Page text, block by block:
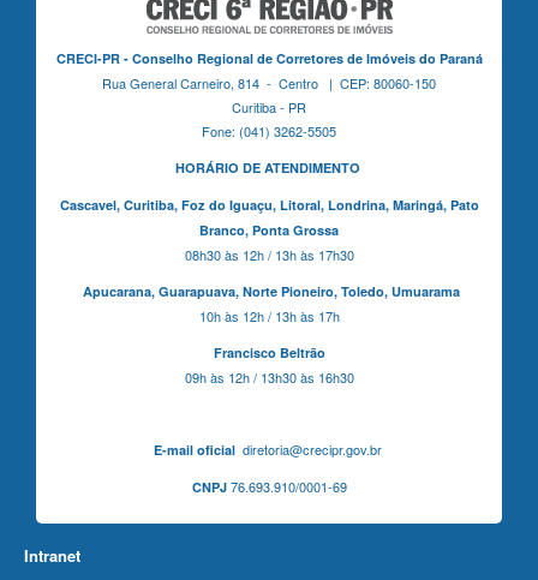
CRECI-PR - Conselho Regional de Corretores de Imóveis do Paraná
Rua General Carneiro, 814 - Centro | CEP: 80060-150
Curitiba - PR
Fone: (041) 3262-5505
HORÁRIO DE ATENDIMENTO
Cascavel, Curitiba,Foz do Iguaçu, Litoral, Londrina, Maringá, Pato
Branco, Ponta Grossa
08h30 às 12h / 13h às 17h30
Apucarana, Guarapuava, Norte Pioneiro, Toledo, Umuarama
10h às 12h / 13h às 17h
Francisco Beltrão
09h às 12h / 13h30 às 16h30
E-mail oficialdiretoria@crecipr.gov.br
CNPJ76.693.910/0001-69
Intranet